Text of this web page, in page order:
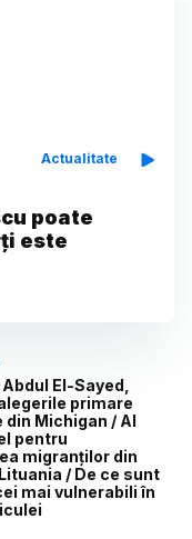
Actualitate
poate
este
Abdul El-Sayed,
primare
Michigan / Al
pentru
migranților din
/ De ce sunt
mai vulnerabili în